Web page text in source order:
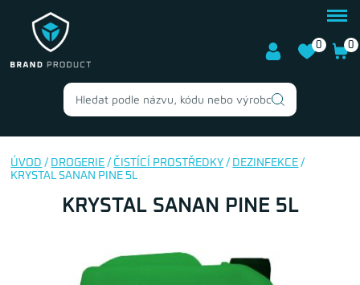
0 0
ÚVOD / DROGERIE / ČISTÍCÍ PROSTŘEDKY / DEZINFEKCE /
KRYSTAL SANAN PINE 5L
KRYSTAL SANAN PINE 5L